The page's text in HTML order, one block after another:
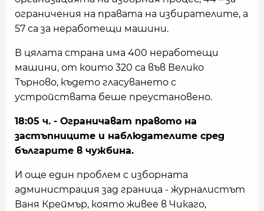
ограничения на правата на избирателите, а
57 са за неработещи машини.
В цялата страна има 400 неработещи
машини, от които 320 са във Велико
Търново, където гласуването с
устройствата беше преустановено.
18:05 ч. - Ограничават правото на
застъпниците и наблюдателите сред
българите в чужбина.
И още един проблем с изборната
администрация зад граница - журналистът
Ваня Креймър, която живее в Чикаго,